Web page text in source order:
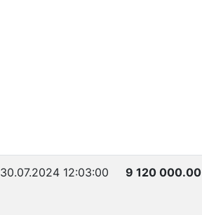
30.07.2024 12:03:00 9 120 000.00